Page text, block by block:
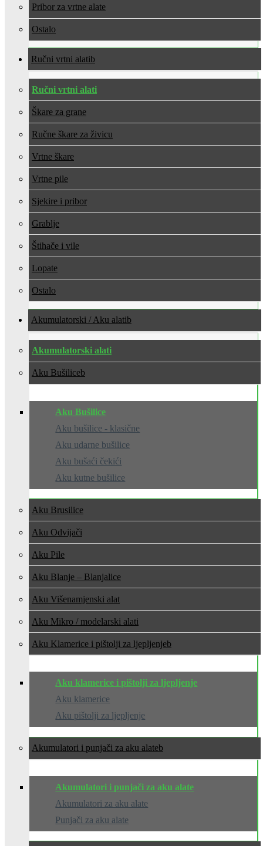
Pribor za vrtne alate
Ostalo
Ručni vrtni alati
Ručni vrtni alati
Škare za grane
Ručne škare za živicu
Vrtne škare
Vrtne pile
Sjekire i pribor
Grablje
Štihače i vile
Lopate
Ostalo
Akumulatorski / Aku alati
Akumulatorski alati
Aku Bušilice
Aku Bušilice
Aku bušilice - klasične
Aku udarne bušilice
Aku bušaći čekići
Aku kutne bušilice
Aku Brusilice
Aku Odvijači
Aku Pile
Aku Blanje – Blanjalice
Aku Višenamjenski alat
Aku Mikro / modelarski alati
Aku Klamerice i pištolji za ljepljenje
Aku klamerice i pištolji za ljepljenje
Aku klamerice
Aku pištolji za ljepljenje
Akumulatori i punjači za aku alate
Akumulatori i punjači za aku alate
Akumulatori za aku alate
Punjači za aku alate